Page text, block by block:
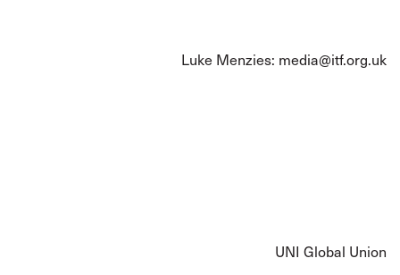
Luke Menzies: media@itf.org.uk
UNI Global Union